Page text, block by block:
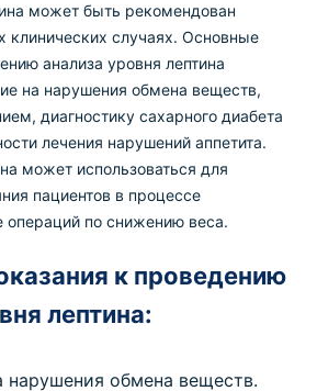
может быть рекомендован
клинических случаях. Основные
анализа уровня лептина
на нарушения обмена веществ,
диагностику сахарного диабета
лечения нарушений аппетита.
может использоваться для
пациентов в процессе
операций по снижению веса.
к проведению
лептина:
нарушения обмена веществ.